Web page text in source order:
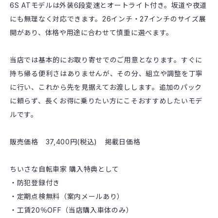
6S ATモデルは外装6段変速とオートライト付き。坂道や夜道
にも無理なく対応できます。26インチ・27インチのサイズ展
開があり、体格や用途に合わせて慎重に選べます。
当店では基本的にお取り寄せでのご用意となります。すぐに
持ち帰る便利さはありませんが、その分、組立や調整を丁寧
に行い、これから先を見据えてお渡しします。追加のパック
に頼らず、長くお得に乗りたい方にこそおすすめしたいモデ
ルです。
販売価格 37,400円(税込) 掲載日価格
ちいさな自転車家 購入特典として
・防犯登録付き
・定期点検無料（案内メールあり）
・工賃20％OFF（当店購入車体のみ）